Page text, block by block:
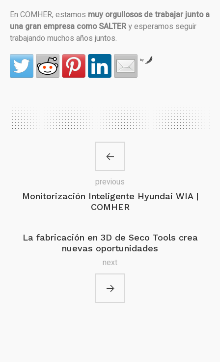
En COMHER, estamos muy orgullosos de trabajar junto a
una gran empresa como SALTERy esperamos seguir
trabajando muchos años juntos.
by
Monitorización Inteligente Hyundai WIA |
COMHER
previous
La fabricación en 3D de Seco Tools crea
nuevas oportunidades
next